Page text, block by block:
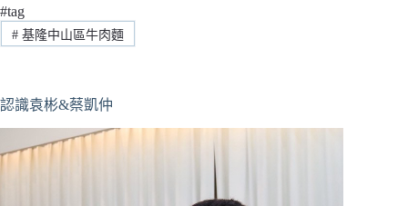
#tag
#基隆中山區牛肉麵
認識袁彬&蔡凱仲